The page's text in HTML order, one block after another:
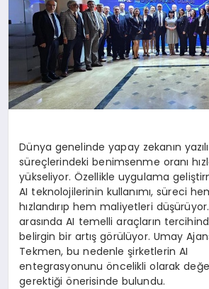
EĞİTİM
Dünya genelinde yapay zekanın
süreçlerindeki benimsenme oranı
yükseliyor. Özellikle uygulama
AI teknolojilerinin kullanımı, süreci
hızlandırıp hem maliyetleri düşürüyor.
arasında AI temelli araçların
belirgin bir artış görülüyor. Umay
Tekmen, bu nedenle şirketlerin AI
entegrasyonunu öncelikli olarak
gerektiği önerisinde bulundu.